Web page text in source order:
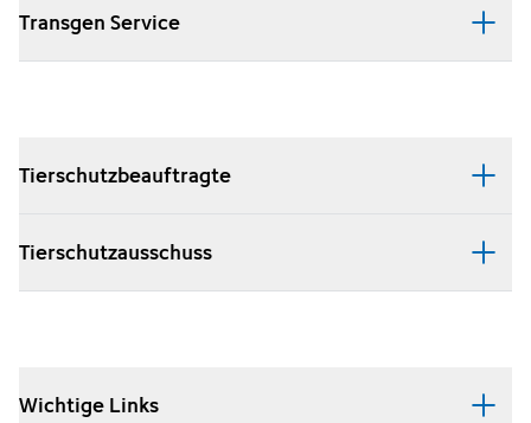
Transgen Service
Tierschutzbeauftragte
Tierschutzausschuss
Wichtige Links